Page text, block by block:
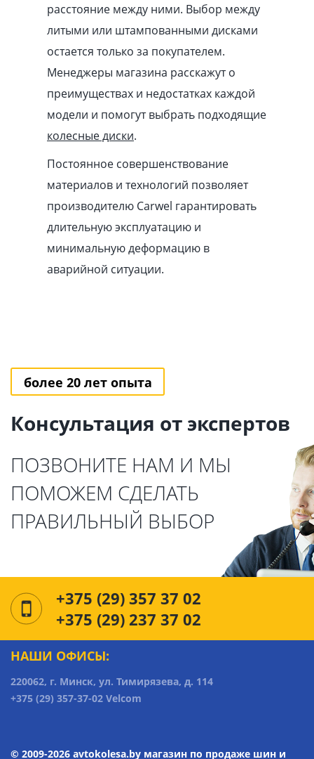
расстояние между ними. Выбор между
литыми или штампованными дисками
остается только за покупателем.
Менеджеры магазина расскажут о
преимуществах и недостатках каждой
модели и помогут выбрать подходящие
колесные диски.
Постоянное совершенствование
материалов и технологий позволяет
производителю Carwel гарантировать
длительную эксплуатацию и
минимальную деформацию в
аварийной ситуации.
более 20 лет опыта
Консультация от экспертов
ПОЗВОНИТЕ НАМ И МЫ
ПОМОЖЕМ СДЕЛАТЬ
ПРАВИЛЬНЫЙ ВЫБОР
+375 (29) 357 37 02
+375 (29) 237 37 02
НАШИ ОФИСЫ:
220062, г. Минск, ул. Тимирязева, д. 114
+375 (29) 357-37-02 Velcom
© 2009-2026 avtokolesa.by магазин по продаже шин и